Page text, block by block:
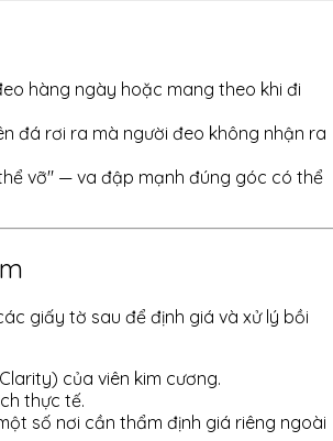
hàng ngày hoặc mang theo khi đi
đá rơi ra mà người đeo không nhận ra
vỡ" — va đập mạnh đúng góc có thể
giấy tờ sau để định giá và xử lý bồi
của viên kim cương.
thực tế.
số nơi cần thẩm định giá riêng ngoài